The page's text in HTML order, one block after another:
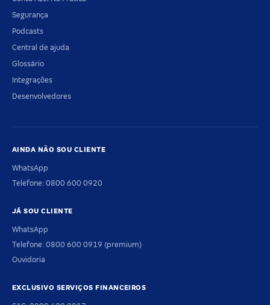
Segurança
Podcasts
Central de ajuda
Glossário
Integrações
Desenvolvedores
AINDA NÃO SOU CLIENTE
WhatsApp
Telefone: 0800 600 0920
JÁ SOU CLIENTE
WhatsApp
Telefone: 0800 600 0919 (premium)
Ouvidoria
EXCLUSIVO SERVIÇOS FINANCEIROS